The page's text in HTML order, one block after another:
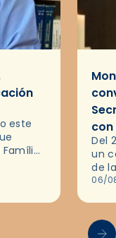
este
Del
un
de
en
06/